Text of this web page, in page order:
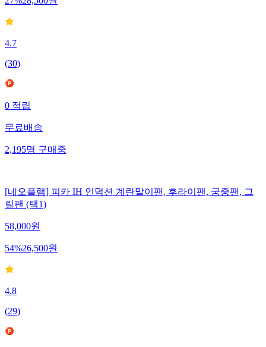
27%28,500원
4.7
(30)
0적립
무료배송
2,195명구매중
[네오플램] 피카 IH 인덕션 계란말이팬, 후라이팬, 궁중팬, 그
릴팬 (택1)
58,000원
54%26,500원
4.8
(29)